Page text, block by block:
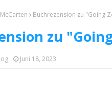
Buchrezension zu "Going
zu
Juni 18, 2023